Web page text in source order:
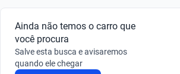
Busque por marca
Busque por modelo
Busque por versão
Ainda não temos o carro que
você procura
Salve esta busca e avisaremos
quando ele chegar